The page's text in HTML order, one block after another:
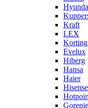
Kraft
LEX
Korting
Evelux
Hiberg
Hansa
Haier
Hisense
Gorenje